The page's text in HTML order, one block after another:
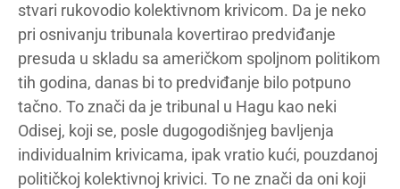
stvari rukovodio kolektivnom krivicom. Da je neko
pri osnivanju tribunala kovertirao predviđanje
presuda u skladu sa američkom spoljnom politikom
tih godina, danas bi to predviđanje bilo potpuno
tačno. To znači da je tribunal u Hagu kao neki
Odisej, koji se, posle dugogodišnjeg bavljenja
individualnim krivicama, ipak vratio kući, pouzdanoj
političkoj kolektivnoj krivici. To ne znači da oni koji